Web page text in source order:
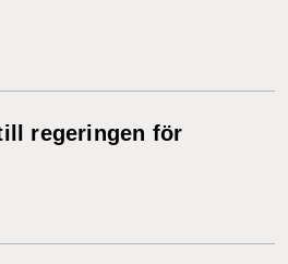
regeringen för